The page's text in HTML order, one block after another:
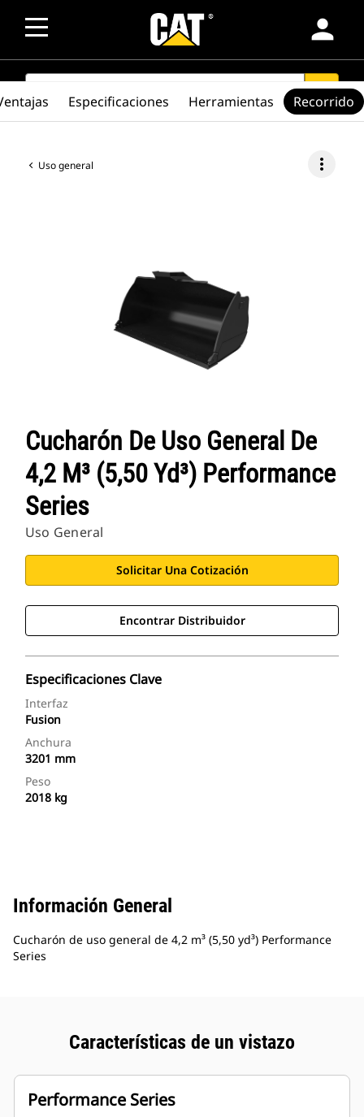
person
SEARCH search
Uso general more_vert
Cucharón De Uso General De
4,2 M³ (5,50 Yd³) Performance
Series
Uso General
Solicitar Una Cotización
Encontrar Distribuidor
Especificaciones Clave
Interfaz
Fusion
Anchura
3201 mm
Peso
2018 kg
Especificaciones Herramientas Recorrido
Información General
Cucharón de uso general de 4,2 m³ (5,50 yd³) Performance
Series
Características de un vistazo
Performance Series